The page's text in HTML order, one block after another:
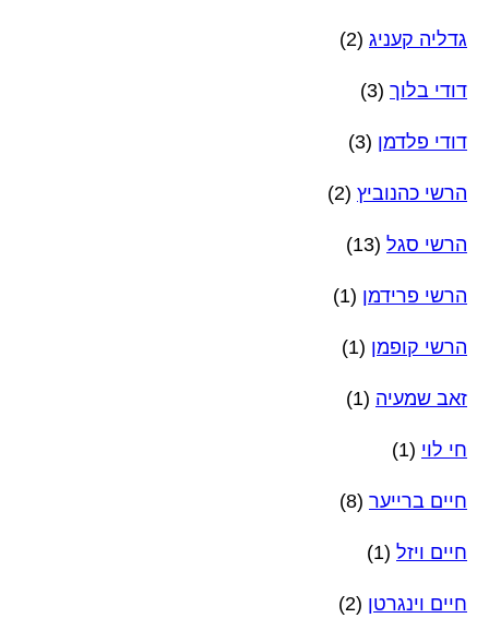
גדליה קעניג (2)
דודי בלוך (3)
דודי פלדמן (3)
הרשי כהנוביץ (2)
הרשי סגל (13)
הרשי פרידמן (1)
הרשי קופמן (1)
זאב שמעיה (1)
חי לוי (1)
חיים ברייער (8)
חיים ויזל (1)
חיים וינגרטן (2)